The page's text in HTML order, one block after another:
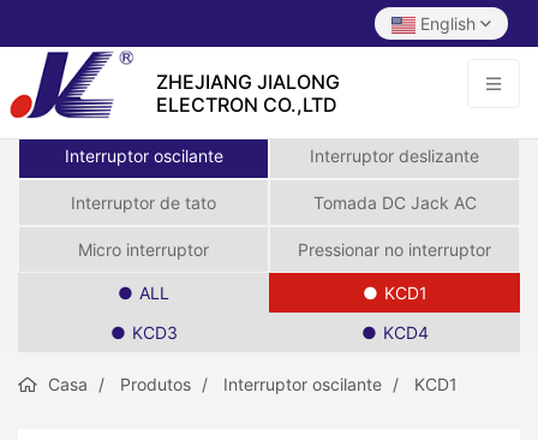
English
ZHEJIANG JIALONG
ELECTRON CO.,LTD
Interruptor oscilante Interruptor deslizante
Interruptor de tato Tomada DC Jack AC
Micro interruptor Pressionar no interruptor
ALL
KCD1
KCD3
KCD4
Casa Produtos Interruptor oscilante KCD1